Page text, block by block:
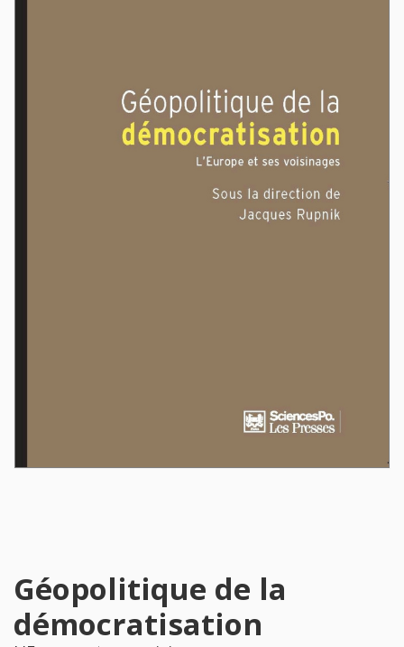
Géopolitique de la
démocratisation